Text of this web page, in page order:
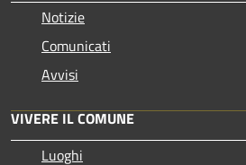
Notizie
Comunicati
Avvisi
VIVERE IL COMUNE
Luoghi